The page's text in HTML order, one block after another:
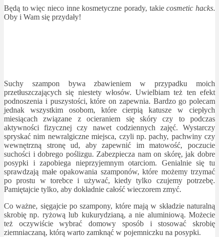
Będą to więc nieco inne kosmetyczne porady, takiecosmetic hacks.
Oby i Wam się przydały!
Suchy szampon bywa zbawieniem w przypadku moich
przetłuszczających się niestety włosów. Uwielbiam też ten efekt
podnoszenia i puszystości, które on zapewnia. Bardzo go polecam
jednak wszystkim osobom, które cierpią katusze w ciepłych
miesiącach związane z ocieraniem się skóry czy to podczas
aktywności fizycznej czy nawet codziennych zajęć. Wystarczy
spryskać nim newralgiczne miejsca, czyli np. pachy, pachwiny czy
wewnętrzną stronę ud, aby zapewnić im matowość, poczucie
suchości i dobrego poślizgu. Zabezpiecza nam on skórę, jak dobre
posypki i zapobiega nieprzyjemnym otarciom. Genialnie się tu
sprawdzają małe opakowania szamponów, które możemy trzymać
po prostu w torebce i używać, kiedy tylko czujemy potrzebę.
Pamiętajcie tylko, aby dokładnie całość wieczorem zmyć.
Co ważne, sięgajcie po szampony, które mają w składzie naturalną
skrobię np. ryżową lub kukurydzianą, a nie aluminiową. Możecie
też oczywiście wybrać domowy sposób i stosować skrobię
ziemniaczaną, którą warto zamknąć w pojemniczku na posypki.